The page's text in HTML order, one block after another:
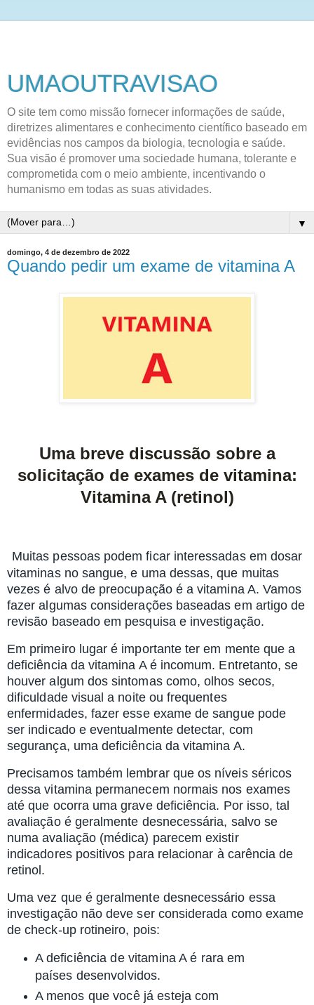
UMAOUTRAVISAO
O site tem como missão fornecer informações de saúde,
diretrizes alimentares e conhecimento científico baseado em
evidências nos campos da biologia, tecnologia e saúde.
Sua visão é promover uma sociedade humana, tolerante e
comprometida com o meio ambiente, incentivando o
humanismo em todas as suas atividades.
▼
domingo, 4 de dezembro de 2022
Quando pedir um exame de vitamina A
Uma breve discussão sobre a
solicitação de exames de vitamina:
Vitamina A (retinol)
Muitas pessoas podem ficar interessadas em dosar
vitaminas no sangue, e uma dessas, que muitas
vezes é alvo de preocupação é a vitamina A. Vamos
fazer algumas considerações baseadas em artigo de
revisão baseado em pesquisa e investigação.
Em primeiro lugar é importante ter em mente que a
deficiência da vitamina A é incomum. Entretanto, se
houver algum dos sintomas como, olhos secos,
dificuldade visual a noite ou frequentes
enfermidades, fazer esse exame de sangue pode
ser indicado e eventualmente detectar, com
segurança, uma deficiência da vitamina A.
Precisamos também lembrar que os níveis séricos
dessa vitamina permanecem normais nos exames
até que ocorra uma grave deficiência. Por isso, tal
avaliação é geralmente desnecessária, salvo se
numa avaliação (médica) parecem existir
indicadores positivos para relacionar à carência de
retinol.
Uma vez que é geralmente desnecessário essa
investigação não deve ser considerada como exame
de check-up rotineiro, pois:
A deficiência de vitamina A é rara em
países desenvolvidos.
A menos que você já esteja com